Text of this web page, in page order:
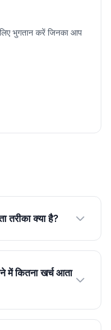
भुगतान करें जिनका आप
क्या है?
कितना खर्च आता